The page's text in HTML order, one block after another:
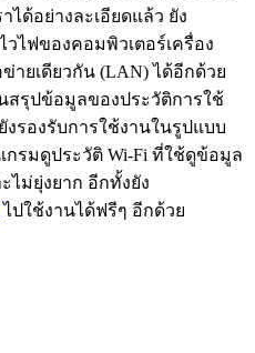
ได้อย่างละเอียดแล้ว ยัง
ไฟของคอมพิวเตอร์เครื่อง
ายเดียวกัน (LAN) ได้อีกด้วย
สรุปข้อมูลของประวัติการใช้
รองรับการใช้งานในรูปแบบ
กรมดูประวัติ Wi-Fi ที่ใช้ดูข้อมูล
ไม่ยุ่งยาก อีกทั้งยัง
ไปใช้งานได้ฟรีๆ อีกด้วย